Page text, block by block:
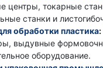
центры, токарные
станки и
обработки пластика:
выдувные
оборудование.